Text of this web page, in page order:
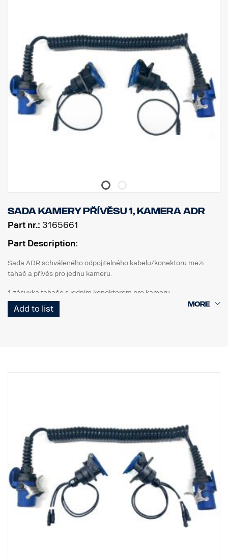
Sada kamery přívěsu 1, kamera ADR
Part nr.: 3165661
Part Description:
Sada ADR schváleného odpojitelného kabelu/konektoru mezi
tahač a přívěs pro jednu kameru.
1 zásuvka tahače s jedním konektorem pro kameru
1 Spirálový kabel Curl-E
1 zásuvka návěsu s jedním konektorem pro kameru
Add to list